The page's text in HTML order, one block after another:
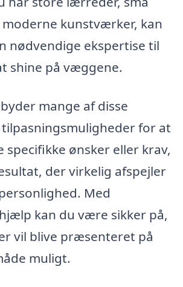
kunstværker, kan
nødvendige ekspertise til
shine på væggene.
mange af disse
for at
specifikke ønsker eller krav,
der virkelig afspejler
Med
kan du være sikker på,
vil blive præsenteret på
muligt.